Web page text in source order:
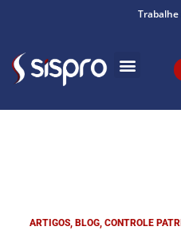
Trabalhe
ARTIGOS ,BLOG ,CONTROLE